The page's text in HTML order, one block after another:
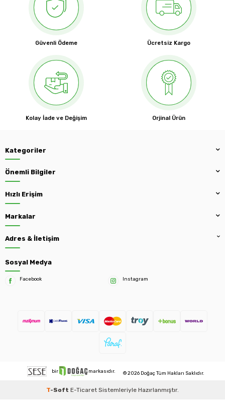
Güvenli Ödeme Ücretsiz Kargo
Kolay İade ve Değişim Orjinal Ürün
Kategoriler
Önemli Bilgiler
Hızlı Erişim
Markalar
Adres & İletişim
Sosyal Medya
Facebook Instagram
bir markasıdır. © 2026 Doğaç Tüm Hakları Saklıdır.
T-Soft E-Ticaret Sistemleriyle Hazırlanmıştır.